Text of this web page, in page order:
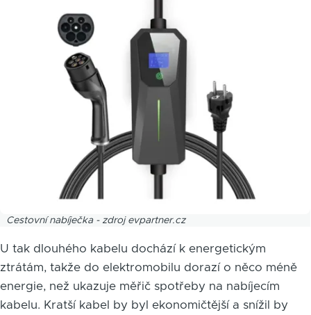
Cestovní nabíječka - zdroj evpartner.cz
U tak dlouhého kabelu dochází k energetickým
ztrátám, takže do elektromobilu dorazí o něco méně
energie, než ukazuje měřič spotřeby na nabíjecím
kabelu. Kratší kabel by byl ekonomičtější a snížil by